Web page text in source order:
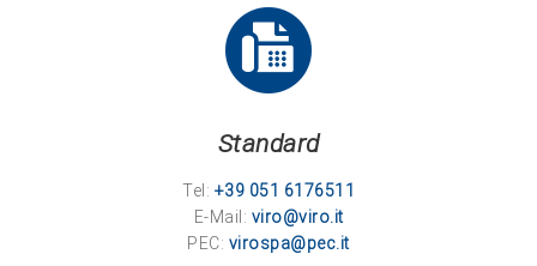
Standard
Tel: +39 051 6176511
E-Mail: viro@viro.it
PEC: virospa@pec.it